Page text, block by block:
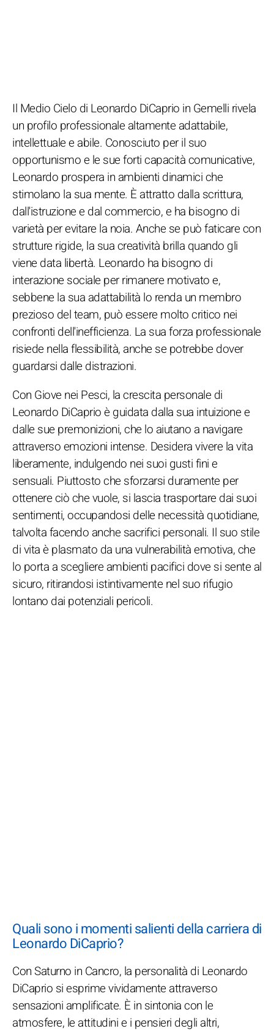
Il Medio Cielo di Leonardo DiCaprio in Gemelli rivela
un profilo professionale altamente adattabile,
intellettuale e abile. Conosciuto per il suo
opportunismo e le sue forti capacità comunicative,
Leonardo prospera in ambienti dinamici che
stimolano la sua mente. È attratto dalla scrittura,
dall'istruzione e dal commercio, e ha bisogno di
varietà per evitare la noia. Anche se può faticare con
strutture rigide, la sua creatività brilla quando gli
viene data libertà. Leonardo ha bisogno di
interazione sociale per rimanere motivato e,
sebbene la sua adattabilità lo renda un membro
prezioso del team, può essere molto critico nei
confronti dell'inefficienza. La sua forza professionale
risiede nella flessibilità, anche se potrebbe dover
guardarsi dalle distrazioni.
Con Giove nei Pesci, la crescita personale di
Leonardo DiCaprio è guidata dalla sua intuizione e
dalle sue premonizioni, che lo aiutano a navigare
attraverso emozioni intense. Desidera vivere la vita
liberamente, indulgendo nei suoi gusti fini e
sensuali. Piuttosto che sforzarsi duramente per
ottenere ciò che vuole, si lascia trasportare dai suoi
sentimenti, occupandosi delle necessità quotidiane,
talvolta facendo anche sacrifici personali. Il suo stile
di vita è plasmato da una vulnerabilità emotiva, che
lo porta a scegliere ambienti pacifici dove si sente al
sicuro, ritirandosi istintivamente nel suo rifugio
lontano dai potenziali pericoli.
Quali sono i momenti salienti della carriera di
Leonardo DiCaprio?
Con Saturno in Cancro, la personalità di Leonardo
DiCaprio si esprime vividamente attraverso
sensazioni amplificate. È in sintonia con le
atmosfere, le attitudini e i pensieri degli altri,